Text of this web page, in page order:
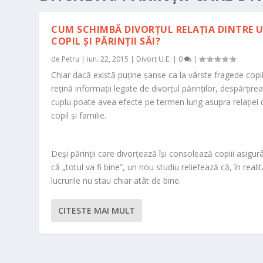
CUM SCHIMBĂ DIVORŢUL RELAŢIA DINTRE
COPIL ŞI PĂRINŢII SĂI?
de Petru | iun. 22, 2015 | Divorț U.E. | 0 |
Chiar dacă există puţine şanse ca la vârste fragede
reţină informaţii legate de divorţul părinţilor,
cuplu poate avea efecte pe termen lung asupra relaţiei
copil şi familie.
Deşi părinţii care divorţează îşi consolează copiii
că „totul va fi bine”, un nou studiu reliefează că, în
lucrurile nu stau chiar atât de bine.
CITESTE MAI MULT